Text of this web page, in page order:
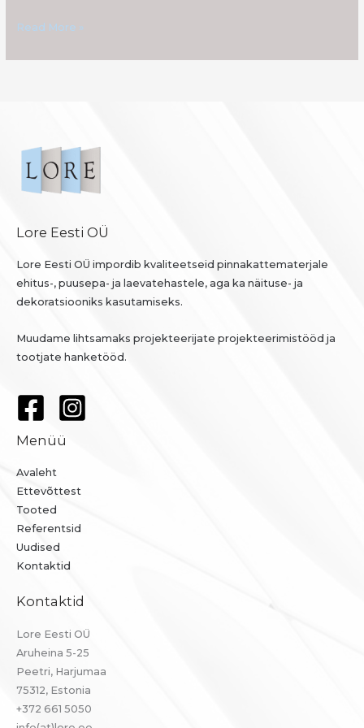
Read More »
Lore Eesti OÜ
Lore Eesti OÜ impordib kvaliteetseid pinnakattematerjale
ehitus-, puusepa- ja laevatehastele, aga ka näituse- ja
dekoratsiooniks kasutamiseks.
Muudame lihtsamaks projekteerijate projekteerimistööd ja
tootjate hanketööd.
Menüü
Avaleht
Ettevõttest
Tooted
Referentsid
Uudised
Kontaktid
Kontaktid
Lore Eesti OÜ
Aruheina 5-25
Peetri, Harjumaa
75312, Estonia
+372 661 5050